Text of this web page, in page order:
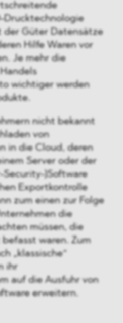
Drucktechnologie
Güter Datensätze
Hilfe Waren vor
Je mehr die
wichtiger werden
nicht bekannt
von
in die Cloud, deren
Server oder der
Security-)Software
Exportkontrolle
zum einen zur Folge
die
müssen, die
waren. Zum
„klassische“
ihr
auf die Ausfuhr von
erweitern.